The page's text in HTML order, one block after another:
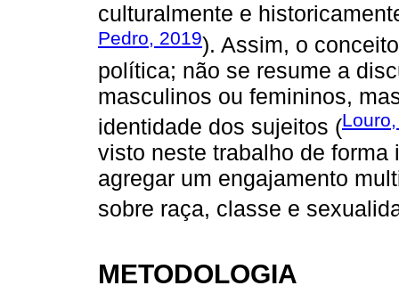
culturalmente e
Pedro, 2019). Assim, o
política; não se resume a
masculinos ou femininos,
identidade dos sujeitos (
visto neste trabalho de
agregar um engajamento
sobre raça, classe e
METODOLOGIA